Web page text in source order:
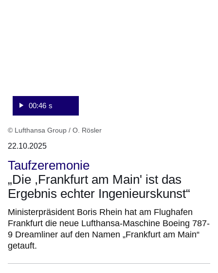
00:46 s
© Lufthansa Group / O. Rösler
22.10.2025
Taufzeremonie
„Die ,Frankfurt am Main' ist das
Ergebnis echter Ingenieurskunst“
Ministerpräsident Boris Rhein hat am Flughafen
Frankfurt die neue Lufthansa-Maschine Boeing 787-
9 Dreamliner auf den Namen „Frankfurt am Main“
getauft.